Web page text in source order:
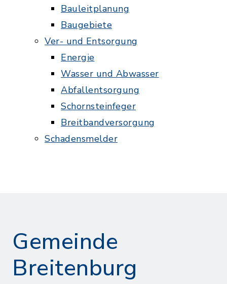
Bauleitplanung
Baugebiete
Ver- und Entsorgung
Energie
Wasser und Abwasser
Abfallentsorgung
Schornsteinfeger
Breitbandversorgung
Schadensmelder
Gemeinde
Breitenburg